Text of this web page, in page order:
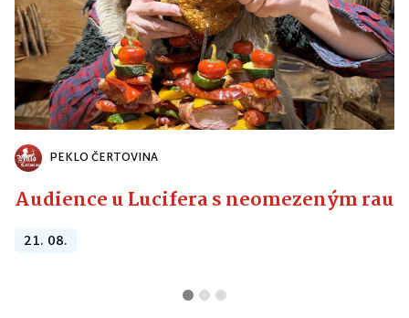
PEKLO ČERTOVINA
Audience u Lucifera s neomezeným
21. 08.